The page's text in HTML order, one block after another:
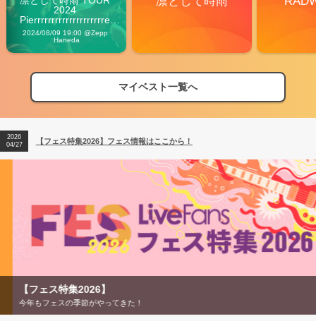
2024
Pierrrrrrrrrrrrrrrrrrrre
Vibes
2024/08/09 19:00 @Zepp
Haneda
マイベスト一覧へ
【フェス特集2026】フェス情報はここから！
【ライブ動員ランキング】2026年上半期編発表！
2026
04/27
【フェス特集2026】フェス情報はここから！
2026
【ライブ動員ランキング】2026年上半期編発表！
【フェス特集2026】
今年もフェスの季節がやってきた！